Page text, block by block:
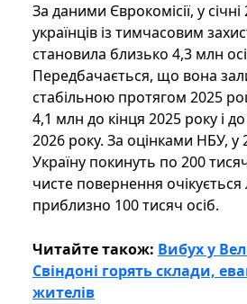
За даними Єврокомісії, у січні
українців із тимчасовим
становила близько 4,3 млн
Передбачається, що вона
стабільною протягом 2025
4,1 млн до кінця 2025 року і
2026 року. За оцінками НБУ, у
Україну покинуть по 200
чисте повернення
приблизно 100 тисяч осіб.
Читайте також: Вибух у
Свіндоні горять склади,
жителів